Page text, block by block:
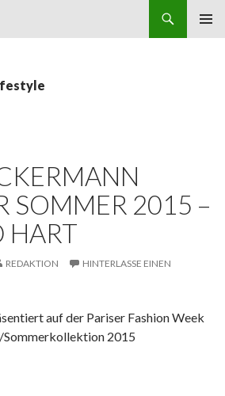
SOMMER 2015 –
HART
REDAKTION
HINTERLASSE EINEN
auf der Pariser Fashion Week
Sommerkollektion 2015